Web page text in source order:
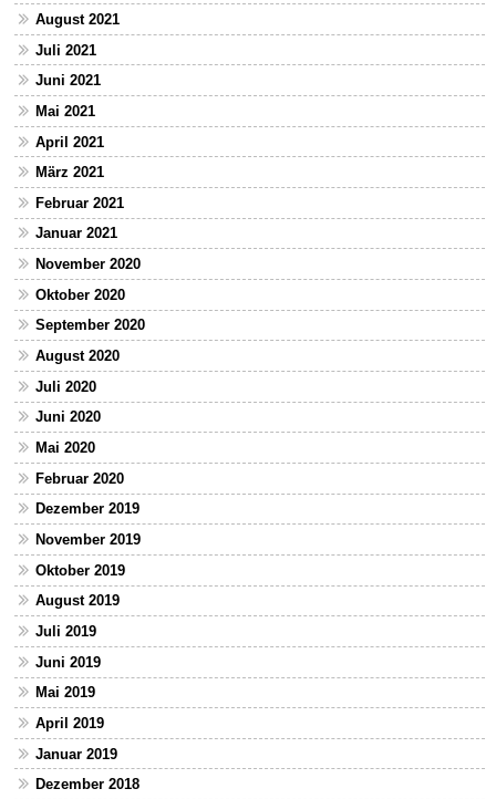
August 2021
Juli 2021
Juni 2021
Mai 2021
April 2021
März 2021
Februar 2021
Januar 2021
November 2020
Oktober 2020
September 2020
August 2020
Juli 2020
Juni 2020
Mai 2020
Februar 2020
Dezember 2019
November 2019
Oktober 2019
August 2019
Juli 2019
Juni 2019
Mai 2019
April 2019
Januar 2019
Dezember 2018